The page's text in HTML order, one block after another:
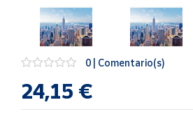
novedades
de Correos
Market
Productos
0 | Comentario(s)
24,15 €